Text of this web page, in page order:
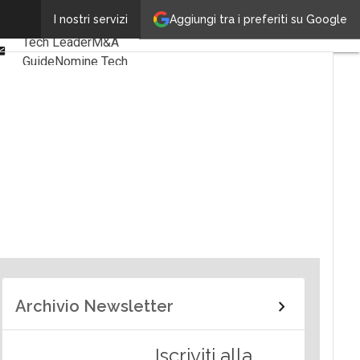
Aggiungi tra i preferiti su Google
I nostri servizi
Email
Ultimi articoli
Tech LeaderM&A
GuideNomine Tech
Archivio Newsletter